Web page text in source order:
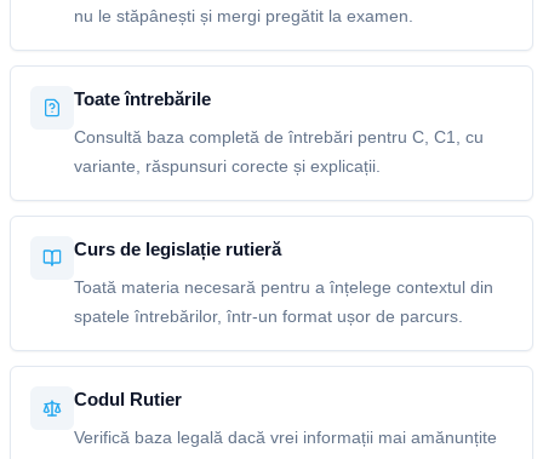
nu le stăpânești și mergi pregătit la examen.
Toate întrebările
Consultă baza completă de întrebări pentru C, C1, cu
variante, răspunsuri corecte și explicații.
Curs de legislație rutieră
Toată materia necesară pentru a înțelege contextul din
spatele întrebărilor, într-un format ușor de parcurs.
Codul Rutier
Verifică baza legală dacă vrei informații mai amănunțite